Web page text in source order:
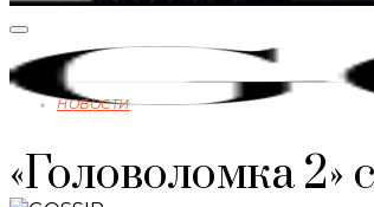
НОВОСТИ
«Головоломка